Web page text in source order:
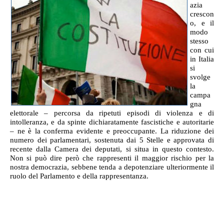
azia
crescon
o, e il
modo
stesso
con cui
in Italia
si
svolge
la
campa
gna
elettorale – percorsa da ripetuti episodi di violenza e di
intolleranza, e da spinte dichiaratamente fascistiche e autoritarie
– ne è la conferma evidente e preoccupante. La riduzione dei
numero dei parlamentari, sostenuta dai 5 Stelle e approvata di
recente dalla Camera dei deputati, si situa in questo contesto.
Non si può dire però che rappresenti il maggior rischio per la
nostra democrazia, sebbene tenda a depotenziare ulteriormente il
ruolo del Parlamento e della rappresentanza.